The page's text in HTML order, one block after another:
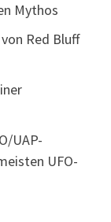
Mythos
Red Bluff
UAP-
UFO-